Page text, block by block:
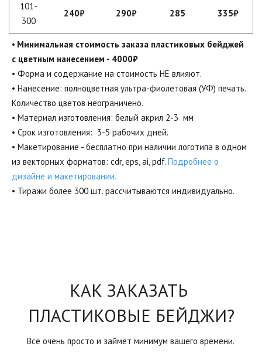
101-
300
240₽ 290₽ 285 335₽
• Минимальная стоимость заказа пластиковых бейджей
с цветным нанесением - 4000₽
• Форма и содержание на стоимость НЕ влияют.
• Нанесение: полноцветная ультра-фиолетовая (УФ) печать.
Количество цветов неограничено.
• Материал изготовления: белый акрил 2-3  мм
• Макетирование - бесплатно при наличии логотипа в одном
из векторных форматов: cdr, eps, ai, pdf. Подробнее о
дизайне и макетировании.
• Тиражи более 300 шт. рассчитываются индивидуально.
КАК ЗАКАЗАТЬ
ПЛАСТИКОВЫЕ БЕЙДЖИ?
Всё очень просто и займёт минимум вашего времени.